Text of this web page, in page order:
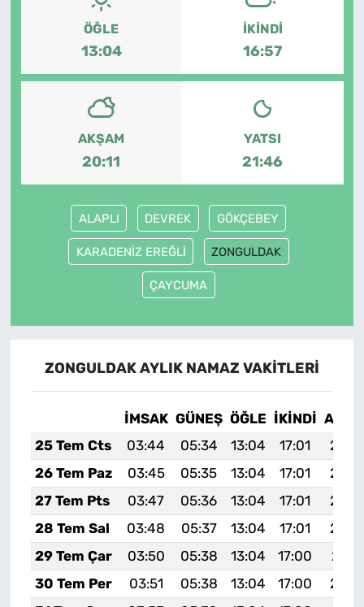
ÖĞLE
13:04
İKINDI
16:57
AKŞAM
20:11
YATSI
21:46
ALAPLI DEVREK GÖKÇEBEY
KARADENİZ EREĞLİ ZONGULDAK
ÇAYCUMA
ZONGULDAK AYLIK NAMAZ VAKITLERI
İMSAK GÜNEŞ ÖĞLE İKINDI
25 Tem Cts
03:44 05:34 13:04 17:01
26 Tem Paz
03:45 05:35 13:04 17:01
27 Tem Pts
03:47 05:36 13:04 17:01
28 Tem Sal
03:48 05:37 13:04 17:01
29 Tem Çar
03:50 05:38 13:04 17:00
30 Tem Per
03:51 05:38 13:04 17:00